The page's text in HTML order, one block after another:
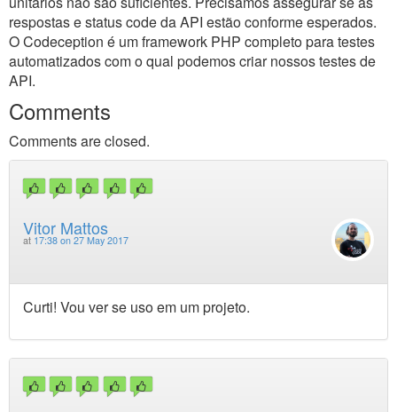
respostas e status code da API estão conforme esperados.
O Codeception é um framework PHP completo para testes
automatizados com o qual podemos criar nossos testes de
API.
Comments
Comments are closed.
Vitor Mattos
at 17:38 on 27 May 2017
Curti! Vou ver se uso em um projeto.